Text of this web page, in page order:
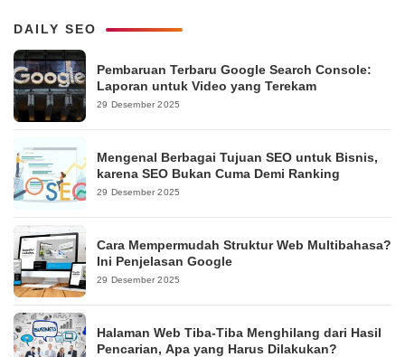
DAILY SEO
Pembaruan Terbaru Google Search Console:
Laporan untuk Video yang Terekam
29 Desember 2025
Mengenal Berbagai Tujuan SEO untuk Bisnis,
karena SEO Bukan Cuma Demi Ranking
29 Desember 2025
Cara Mempermudah Struktur Web Multibahasa?
Ini Penjelasan Google
29 Desember 2025
Halaman Web Tiba-Tiba Menghilang dari Hasil
Pencarian, Apa yang Harus Dilakukan?